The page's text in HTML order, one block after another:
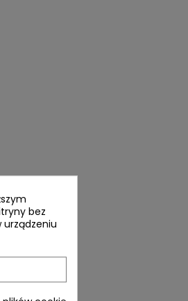
bez